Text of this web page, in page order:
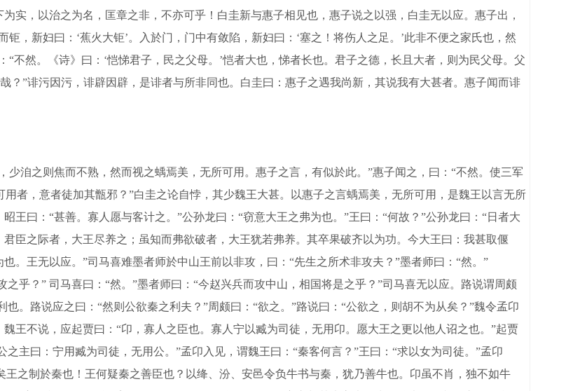
实，以治之为名，匡章之非，不亦可乎！白圭新与惠子相见也，惠子说之以强，白圭无以应。惠子出，
，新妇曰：‘蕉火大钜’。入於门，门中有敛陷，新妇曰：‘塞之！将伤人之足。’此非不便之家氏也，然
不然。《诗》曰：‘恺悌君子，民之父母。’恺者大也，悌者长也。君子之德，长且大者，则为民父母。父
？”诽污因污，诽辟因辟，是诽者与所非同也。白圭曰：惠子之遇我尚新，其说我有大甚者。惠子闻而诽
洎之则焦而不熟，然而视之蝺焉美，无所可用。惠子之言，有似於此。”惠子闻之，曰：“不然。使三军
者，意者徒加其甑邪？”白圭之论自悖，其少魏王大甚。以惠子之言蝺焉美，无所可用，是魏王以言无所
王曰：“甚善。寡人愿与客计之。”公孙龙曰：“窃意大王之弗为也。”王曰：“何故？”公孙龙曰：“日者大
臣之际者，大王尽养之；虽知而弗欲破者，大王犹若弗养。其卒果破齐以为功。今大王曰：我甚取偃
。王无以应。”司马喜难墨者师於中山王前以非攻，曰：“先生之所术非攻夫？”墨者师曰：“然。”
乎？” 司马喜曰：“然。”墨者师曰：“今赵兴兵而攻中山，相国将是之乎？”司马喜无以应。路说谓周颇
。路说应之曰：“然则公欲秦之利夫？”周颇曰：“欲之。”路说曰：“公欲之，则胡不为从矣？”魏令孟卬
王不说，应起贾曰：“卬，寡人之臣也。寡人宁以臧为司徒，无用卬。愿大王之更以他人诏之也。”起贾
主曰：宁用臧为司徒，无用公。”孟卬入见，谓魏王曰：“秦客何言？”王曰：“求以女为司徒。”孟卬
王之制於秦也！王何疑秦之善臣也？以绛、汾、安邑令负牛书与秦，犹乃善牛也。卬虽不肖，独不如牛